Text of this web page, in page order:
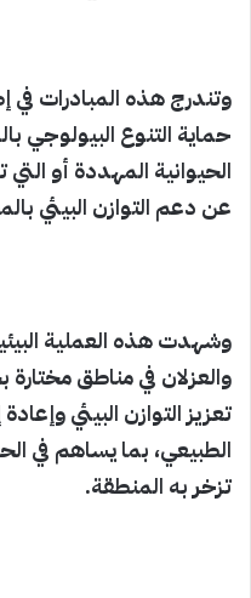
وتندرج هذه المبادرات في
حماية التنوع البيولوجي
الحيوانية المهددة أو
عن دعم التوازن البيئي
وشهدت هذه العملية
والعزلان في مناطق
تعزيز التوازن البيئي
الطبيعي، بما يساهم في
تزخر به المنطقة.